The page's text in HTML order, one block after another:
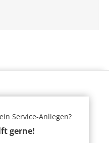
Service-Anliegen?
gerne!